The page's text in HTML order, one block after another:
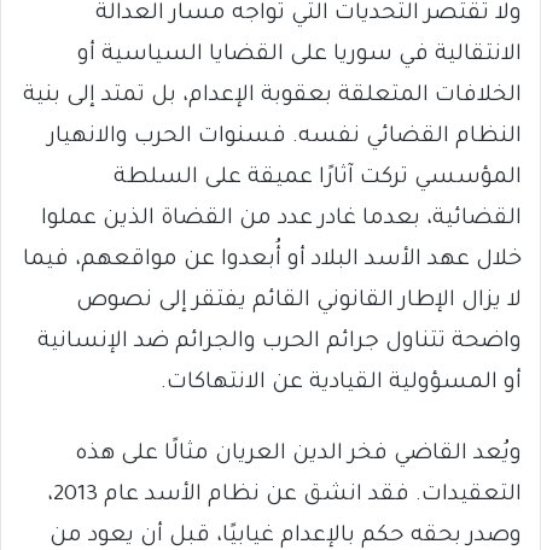
ولا تقتصر التحديات التي تواجه مسار العدالة
الانتقالية في سوريا على القضايا السياسية أو
الخلافات المتعلقة بعقوبة الإعدام، بل تمتد إلى بنية
النظام القضائي نفسه. فسنوات الحرب والانهيار
المؤسسي تركت آثارًا عميقة على السلطة
القضائية، بعدما غادر عدد من القضاة الذين عملوا
خلال عهد الأسد البلاد أو أُبعدوا عن مواقعهم، فيما
لا يزال الإطار القانوني القائم يفتقر إلى نصوص
واضحة تتناول جرائم الحرب والجرائم ضد الإنسانية
أو المسؤولية القيادية عن الانتهاكات.
ويُعد القاضي فخر الدين العريان مثالًا على هذه
التعقيدات. فقد انشق عن نظام الأسد عام 2013،
وصدر بحقه حكم بالإعدام غيابيًا، قبل أن يعود من